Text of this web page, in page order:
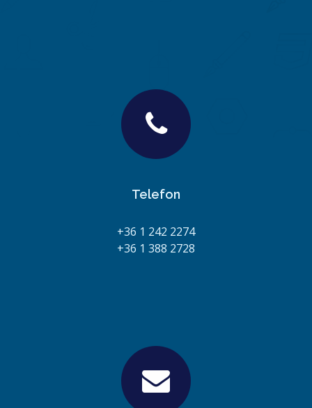
Telefon
+36 1 242 2274
+36 1 388 2728